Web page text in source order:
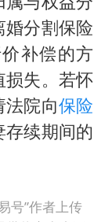
分割保险
补偿的方
损失。若怀
院向保险
续期间的
号”作者上传